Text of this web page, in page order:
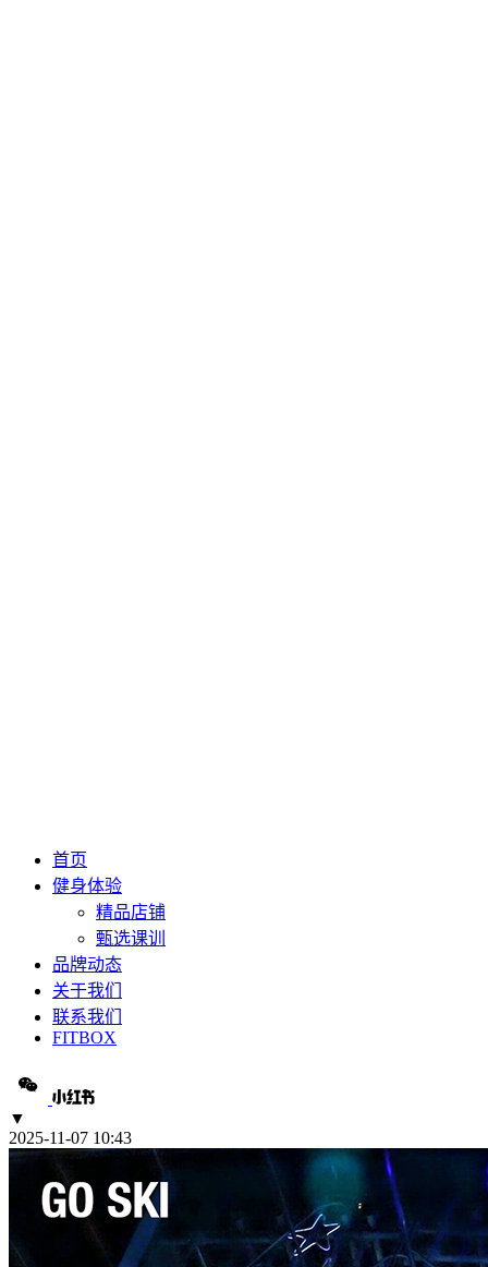
首页
健身体验
精品店铺
甄选课训
品牌动态
关于我们
联系我们
FITBOX
▼
2025-11-07 10:43